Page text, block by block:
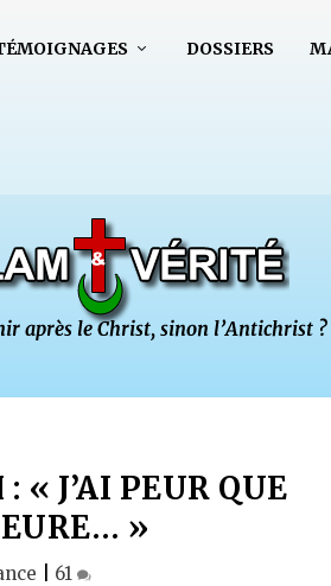
DOSSIERS
« J’AI PEUR QUE
»
61